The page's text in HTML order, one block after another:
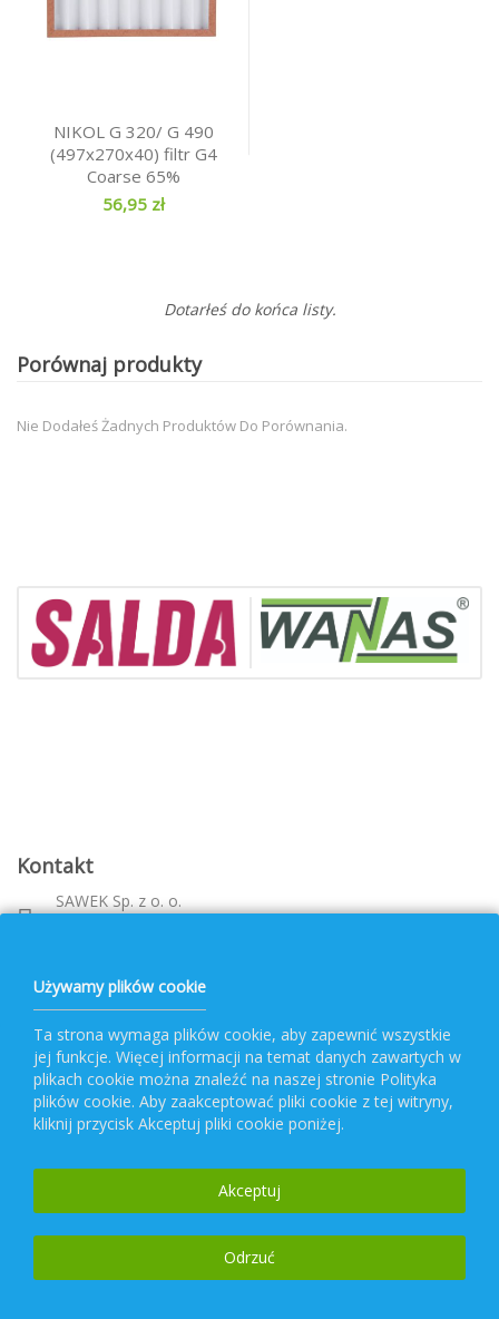
NIKOL G 320/ G 490
(497x270x40) filtr G4
Coarse 65%
56,95 zł
Dotarłeś do końca listy.
Porównaj produkty
Nie Dodałeś Żadnych Produktów Do Porównania.
Kontakt
SAWEK Sp. z o. o.
Metalowca 26, 39-460 Nowa Dęba
+ 48 796 477 417
Obsługa PVF
Popularne kategorie
Używamy plików cookie
Ta strona wymaga plików cookie, aby zapewnić wszystkie
jej funkcje. Więcej informacji na temat danych zawartych w
plikach cookie można znaleźć na naszej stronie Polityka
plików cookie. Aby zaakceptować pliki cookie z tej witryny,
kliknij przycisk Akceptuj pliki cookie poniżej.
Akceptuj
Odrzuć